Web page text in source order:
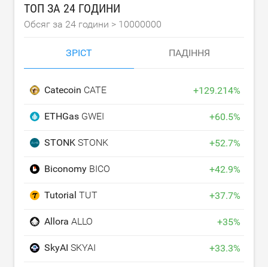
ТОП ЗА 24 ГОДИНИ
Обсяг за 24 години > 10000000
ЗРІСТ ПАДІННЯ
Catecoin CATE +129.214%
ETHGas GWEI +60.5%
STONK STONK +52.7%
Biconomy BICO +42.9%
Tutorial TUT +37.7%
Allora ALLO +35%
SkyAI SKYAI +33.3%